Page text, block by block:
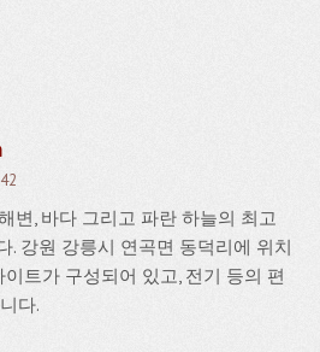
변, 바다 그리고 파란 하늘의 최고
. 강원 강릉시 연곡면 동덕리에 위치
트가 구성되어 있고, 전기 등의 편
다.